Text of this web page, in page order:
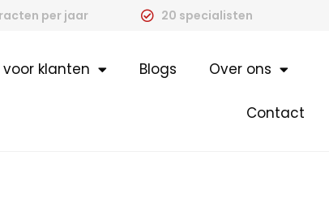
per jaar 20 specialisten
klanten Blogs Over ons
Contact